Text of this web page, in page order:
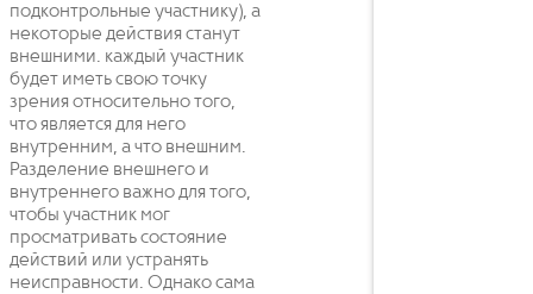
подконтрольные участнику), а
некоторые действия станут
внешними. каждый участник
будет иметь свою точку
зрения относительно того,
что является для него
внутренним, а что внешним.
Разделение внешнего и
внутреннего важно для того,
чтобы участник мог
просматривать состояние
действий или устранять
неисправности. Однако сама